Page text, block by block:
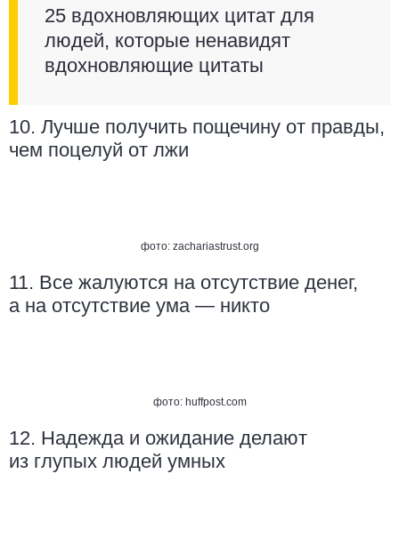
25 вдохновляющих цитат для
людей, которые ненавидят
вдохновляющие цитаты
10. Лучше получить пощечину от правды,
чем поцелуй от лжи
фото: zachariastrust.org
11. Все жалуются на отсутствие денег,
а на отсутствие ума — никто
фото: huffpost.com
12. Надежда и ожидание делают
из глупых людей умных